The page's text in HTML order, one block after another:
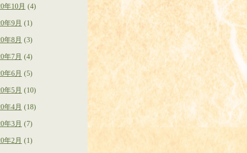
年10月 (4)
年9月 (1)
年8月 (3)
年7月 (4)
年6月 (5)
年5月 (10)
年4月 (18)
年3月 (7)
年2月 (1)